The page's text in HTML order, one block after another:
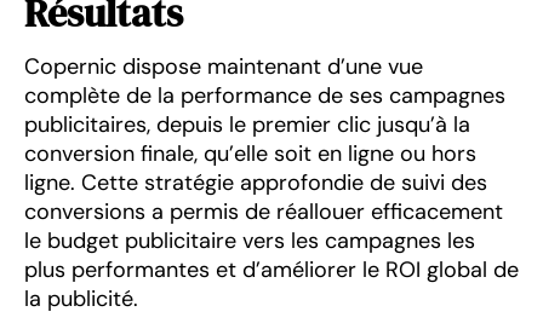
Résultats
Copernic dispose maintenant d’une vue
complète de la performance de ses campagnes
publicitaires, depuis le premier clic jusqu’à la
conversion finale, qu’elle soit en ligne ou hors
ligne. Cette stratégie approfondie de suivi des
conversions a permis de réallouer efficacement
le budget publicitaire vers les campagnes les
plus performantes et d’améliorer le ROI global de
la publicité.